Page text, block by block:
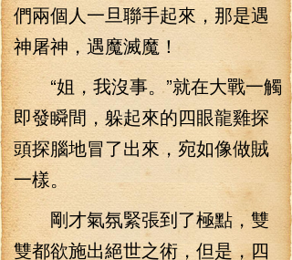
們兩個人一旦聯手起來，那是遇
神屠神，遇魔滅魔！
“姐，我沒事。”就在大戰一觸
即發瞬間，躲起來的四眼龍雞探
頭探腦地冒了出來，宛如像做賊
一樣。
剛才氣氛緊張到了極點，雙
雙都欲施出絕世之術，但是，四